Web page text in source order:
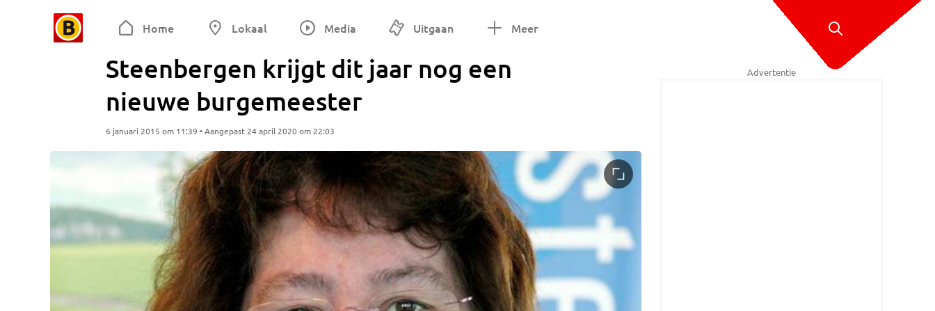
Home Lokaal Media Uitgaan Meer
Steenbergen krijgt dit jaar nog een
nieuwe burgemeester
6 januari 2015 om 11:39 • Aangepast 24 april 2020 om 22:03
Advertentie